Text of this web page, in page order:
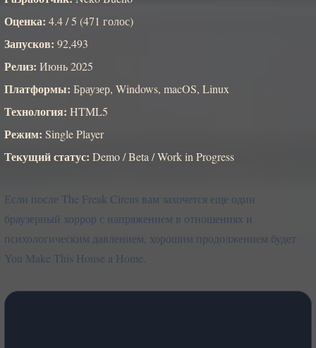
Оценка: 4.4 / 5 (471 голос)
Запусков: 92,493
Релиз: Июнь 2025
Платформы: Браузер, Windows, macOS, Linux
Технология: HTML5
Режим: Single Player
Текущий статус: Demo / Beta / Work in Progress
Если после The Freak Circus вам захочется еще один
браузерный хоррор с напряжением в отношениях и
психологическим давлением, хорошим продолжением будет
You Make This House a Home.